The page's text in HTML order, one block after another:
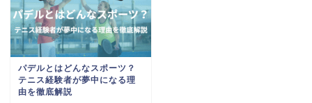
パデルとはどんなスポーツ？
テニス経験者が夢中になる理
由を徹底解説